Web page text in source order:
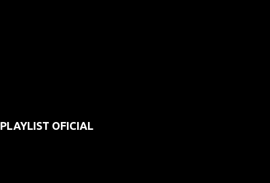
PLAYLIST OFICIAL